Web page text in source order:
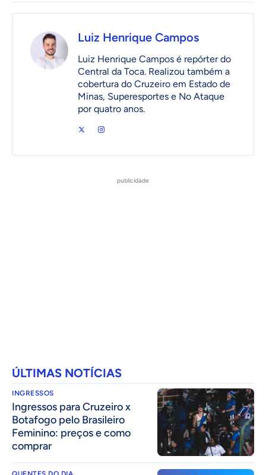
Luiz Henrique Campos
Luiz Henrique Campos é repórter do
Central da Toca. Realizou também a
cobertura do Cruzeiro em Estado de
Minas, Superesportes e No Ataque
por quatro anos.
publicidade
ÚLTIMAS NOTÍCIAS
INGRESSOS
Ingressos para Cruzeiro x
Botafogo pelo Brasileiro
Feminino: preços e como
comprar